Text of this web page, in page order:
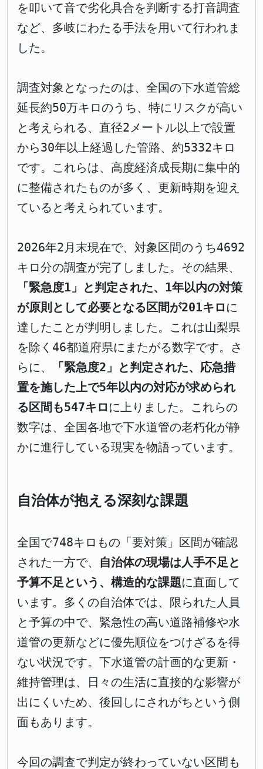
を叩いて音で劣化具合を判断する打音調査
など、多岐にわたる手法を用いて行われま
した。
調査対象となったのは、全国の下水道管総
延長約50万キロのうち、特にリスクが高い
と考えられる、直径2メートル以上で設置
から30年以上経過した管路、約5332キロ
です。これらは、高度経済成長期に集中的
に整備されたものが多く、更新時期を迎え
ていると考えられています。
2026年2月末現在で、対象区間のうち4692
キロ分の調査が完了しました。その結果、
「緊急度1」と判定された、1年以内の対策
が原則として必要となる区間が201キロ に
達したことが判明しました。これは山梨県
を除く46都道府県にまたがる数字です。さ
らに、
「緊急度2」と判定された、応急措
置を施した上で5年以内の対応が求められ
る区間も547キロ に上りました。これらの
数字は、全国各地で下水道管の老朽化が静
かに進行している現実を物語っています。
自治体が抱える深刻な課題
全国で748キロもの「要対策」区間が確認
された一方で、 自治体の現場は人手不足と
予算不足という、構造的な課題に直面して
います。多くの自治体では、限られた人員
と予算の中で、緊急性の高い道路補修や水
道管の更新などに優先順位をつけざるを得
ない状況です。下水道管の計画的な更新・
維持管理は、日々の生活に直接的な影響が
出にくいため、後回しにされがちという側
面もあります。
今回の調査で判定が終わっていない区間も